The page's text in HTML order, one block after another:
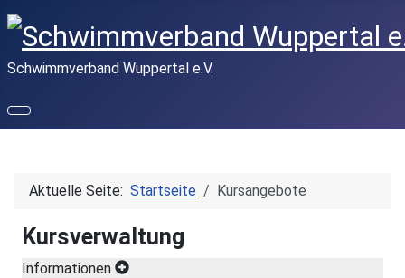
Schwimmverband Wuppertal e.V.
Aktuelle Seite: Startseite Kursangebote
Kursverwaltung
Informationen